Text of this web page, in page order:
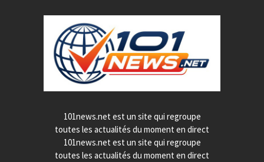
101news.net est un site qui regroupe
toutes les actualités du moment en direct
101news.net est un site qui regroupe
toutes les actualités du moment en direct